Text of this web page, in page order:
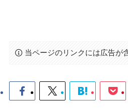
当ページのリンクには広告が